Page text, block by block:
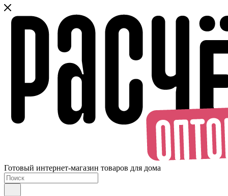
Готовый интернет-магазин товаров для дома